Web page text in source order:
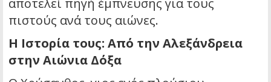
αποτελεί πηγή έμπνευσης για τους
πιστούς ανά τους αιώνες.
Η Ιστορία τους: Από την Αλεξάνδρεια
στην Αιώνια Δόξα